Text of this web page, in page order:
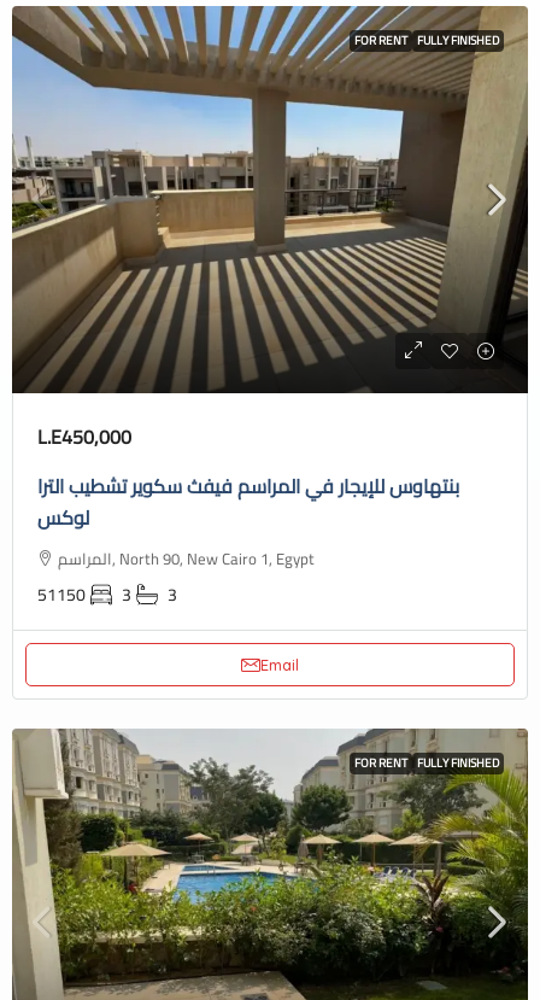
FOR RENT FULLY FINISHED
L.E450,000
بنتهاوس للإيجار في المراسم فيفث سكوير تشطيب الترا
لوكس
المراسم, North 90, New Cairo 1, Egypt
51150 3 3
Email
FOR RENT FULLY FINISHED